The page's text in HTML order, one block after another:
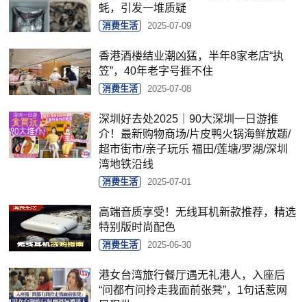
蚝，引发一堆质疑
消费生活 2025-07-09
香港酒楼结业潮凶猛，半年8家老店“执
笠”，40年老字号捱不住
消费生活 2025-07-08
深圳好去处2025｜90大深圳一日游推
介！最新购物商场/片皮鸭火锅海鲜放题/
超市街市/亲子玩乐 福田/莲塘/罗湖/深圳
湾地铁沿线
消费生活 2025-07-01
高端音质享受！无线耳机新款推荐，精选
特别版时尚配色
消费生活 2025-06-30
港女台湾旅行餐厅遇无礼港人，入座后
“问都冇问拎走我面前张凳”，1句话惹网